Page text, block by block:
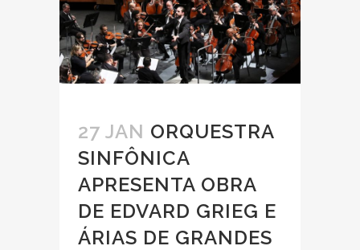
27 JAN ORQUESTRA
SINFÔNICA
APRESENTA OBRA
DE EDVARD GRIEG E
ÁRIAS DE GRANDES